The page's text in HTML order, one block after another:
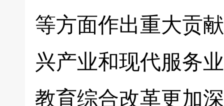
等方面作出重大贡
兴产业和现代服务
教育综合改革更加